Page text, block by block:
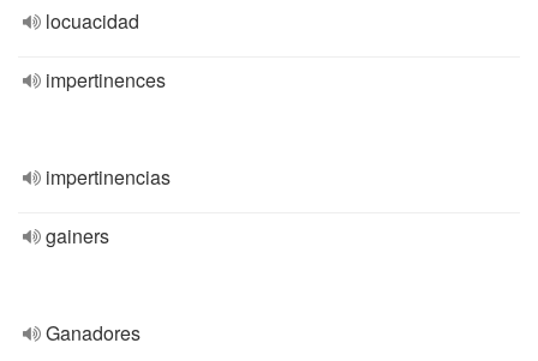
locuacidad
impertinences
impertinencias
gainers
Ganadores